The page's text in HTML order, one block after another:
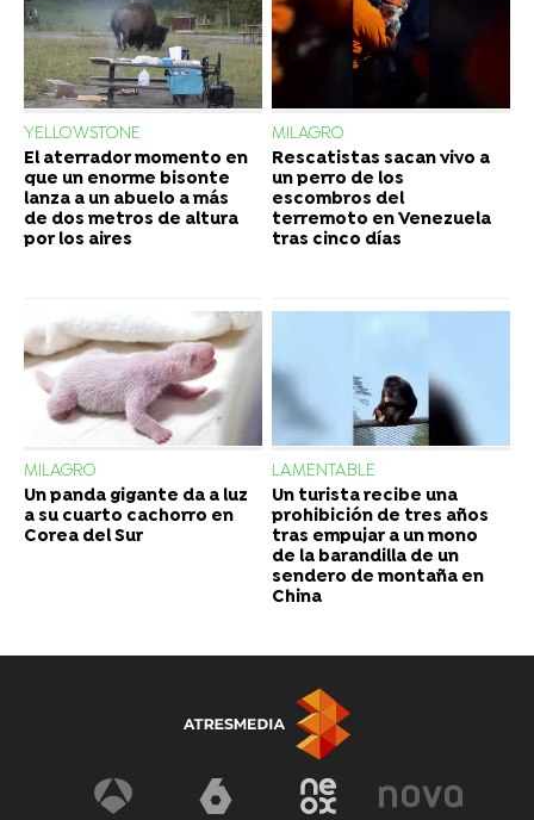
YELLOWSTONE
El aterrador momento en
que un enorme bisonte
lanza a un abuelo a más
de dos metros de altura
por los aires
MILAGRO
Rescatistas sacan vivo a
un perro de los
escombros del
terremoto en Venezuela
tras cinco días
MILAGRO
Un panda gigante da a luz
a su cuarto cachorro en
Corea del Sur
LAMENTABLE
Un turista recibe una
prohibición de tres años
tras empujar a un mono
de la barandilla de un
sendero de montaña en
China